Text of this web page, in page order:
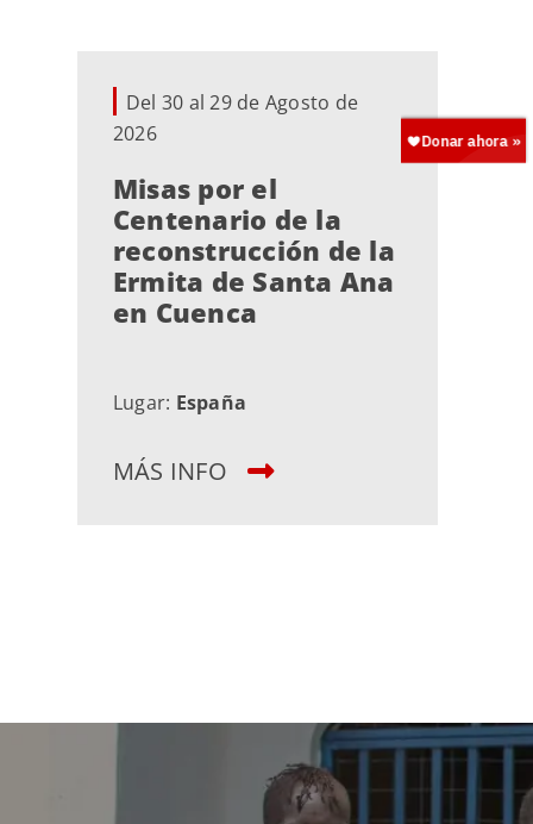
Del 30 al 29 de Agosto de
2026
Misas por el
Centenario de la
reconstrucción de la
Ermita de Santa Ana
en Cuenca
Lugar: España
MÁS INFO